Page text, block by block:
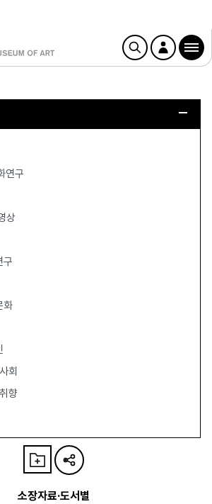
연구
상
구
화
회
향
소장자료·도서별